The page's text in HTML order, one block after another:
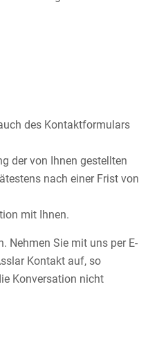
des Kontaktformulars
der von Ihnen gestellten
nach einer Frist von
mit Ihnen.
Nehmen Sie mit uns per E-
Kontakt auf, so
Konversation nicht